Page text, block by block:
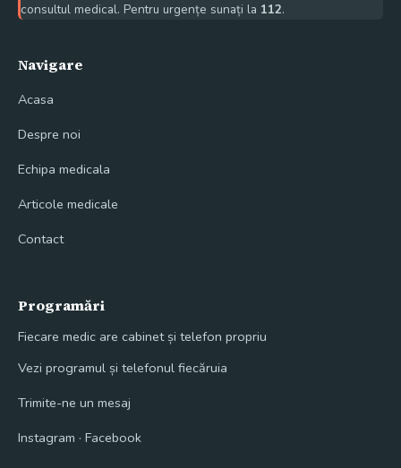
consultul medical. Pentru urgențe sunați la 112.
Navigare
Acasa
Despre noi
Echipa medicala
Articole medicale
Contact
Programări
Fiecare medic are cabinet și telefon propriu
Vezi programul și telefonul fiecăruia
Trimite-ne un mesaj
Instagram · Facebook